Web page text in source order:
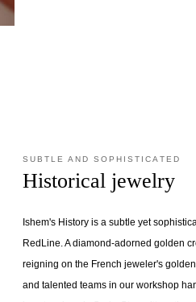
SUBTLE AND SOPHISTICATED
Historical jewelry
Ishem's History is a subtle yet
RedLine. A diamond-adorned golden
reigning on the French jeweler's
and talented teams in our workshop